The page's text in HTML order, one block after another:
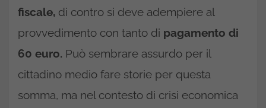
fiscale, di contro si deve adempiere al
provvedimento con tanto di pagamento di
60 euro. Può sembrare assurdo per il
cittadino medio fare storie per questa
somma, ma nel contesto di crisi economica